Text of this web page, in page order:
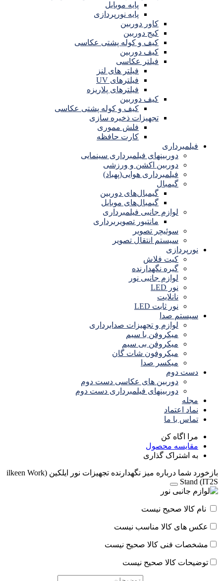
پایه موبایل
پایه نورپردازی
کاور دوربین
کیج دوربین
کیف و کوله پشتی عکاسی
کیف دوربین
فیلتر عکاسی
فیلتر های لنز
فیلترهای UV
فیلترهای پلاریزه
کیف دوربین
کیف و کوله پشتی عکاسی
تجهیزات ذخیره سازی
فلش مموری
کارت حافظه
فیلمبرداری
دوربینهای فیلمبرداری سینمایی
دوربین اکشن و ورزشی
فیلمبرداری هوایی(پهباد)
گیمبال
گیمبال‌های دوربین
گیمبال‌های موبایل
لوازم جانبی فیلمبرداری
مانتیور تصویربرداری
سوئیچر تصویر
سیستم انتقال تصویر
نورپردازی
کیت فلاش
گیره نگهدارنده
لوازم جانبی نور
نور LED
نانلایت
نور ثابت LED
سیستم صدا
لوازم و تجهیزات صدابرداری
میکروفن با سیم
میکروفن بی سیم
میکروفون شات گان
میکسر صدا
دست دوم
دوربین های عکاسی دست دوم
دوربینهای فیلمبرداری دست دوم
مجله
نماد اعتماد
تماس با ما
مرا اگاه کن
مقایسه محصول
به اشتراک گذاری
بازخورد شما درباره میز نگهدارنده تجهیزات نور ایلکین (ilkeen Work
Stand (IT2S
نام کالا صحیح نیست
عکس های کالا مناسب نیست
مشخصات فنی کالا صحیح نیست
توضیحات کالا صحیح نیست